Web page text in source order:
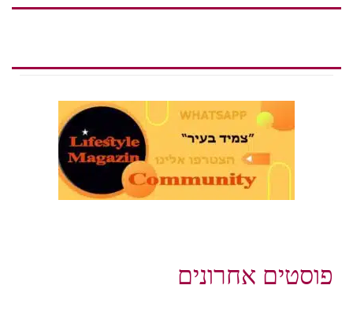
פוסטים אחרונים